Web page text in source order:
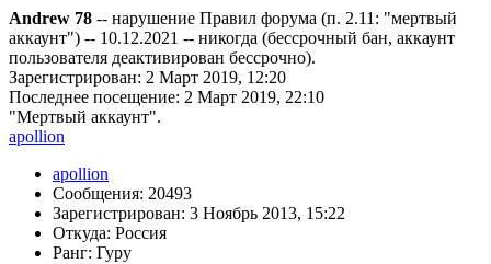
Andrew 78 -- нарушение Правил форума (п. 2.11: "мертвый
аккаунт") -- 10.12.2021 -- никогда (бессрочный бан, аккаунт
пользователя деактивирован бессрочно).
Зарегистрирован: 2 Март 2019, 12:20
Последнее посещение: 2 Март 2019, 22:10
"Мертвый аккаунт".
apollion
apollion
Сообщения: 20493
Зарегистрирован: 3 Ноябрь 2013, 15:22
Откуда: Россия
Ранг: Гуру